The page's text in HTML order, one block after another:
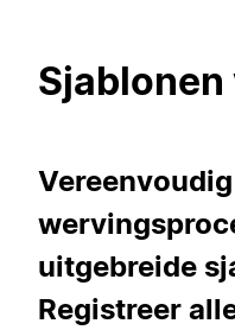
uitgebreide
Registreer